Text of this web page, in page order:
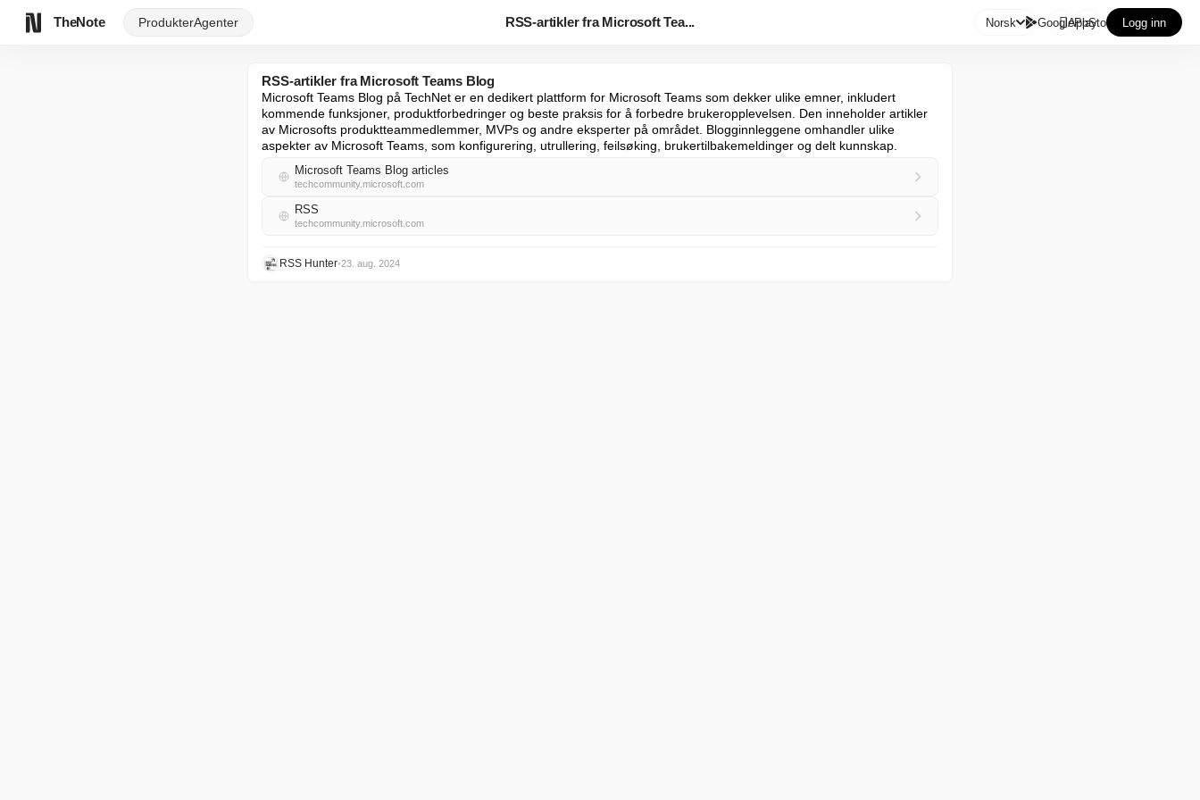
TheNote ProdukterAgenter RSS-artikler fra Microsoft Tea... Norsk GooglePlay
AppStore Logg inn
RSS-artikler fra Microsoft Teams Blog
Microsoft Teams Blog på TechNet er en dedikert plattform for Microsoft Teams som dekker ulike emner, inkludert
kommende funksjoner, produktforbedringer og beste praksis for å forbedre brukeropplevelsen. Den inneholder artikler
av Microsofts produktteammedlemmer, MVPs og andre eksperter på området. Blogginnleggene omhandler ulike
aspekter av Microsoft Teams, som konfigurering, utrullering, feilsøking, brukertilbakemeldinger og delt kunnskap.
Microsoft Teams Blog articles
techcommunity.microsoft.com
RSS
techcommunity.microsoft.com
RSS Hunter•23. aug. 2024